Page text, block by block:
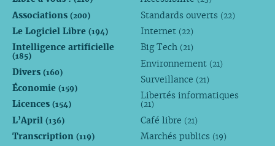
Associations (200)
Le Logiciel Libre (194)
Intelligence artificielle
(185)
Divers (160)
Économie (159)
Licences (154)
L’April (136)
Transcription (119)
Standards ouverts (22)
Internet (22)
Big Tech (21)
Environnement (21)
Surveillance (21)
Libertés informatiques
(21)
Café libre (21)
Marchés publics (19)